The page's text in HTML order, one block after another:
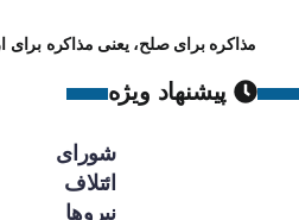
مذاکره برای صلح، یعنی مذاکره برای
پیشنهاد ویژه
شورای
ائتلاف
نیروها